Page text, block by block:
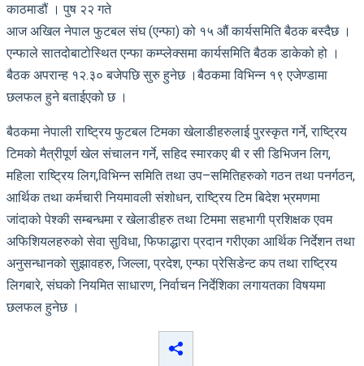
काठमाडौं । पुष २२ गते
आज अखिल नेपाल फुटबल संघ (एन्फा) को १५ औं कार्यसमिति बैठक बस्दैछ ।
एन्फाले सातदोबाटोस्थित एन्फा कम्प्लेक्समा कार्यसमिति बैठक डाकेको हो ।
बैठक अपरान्ह १२.३० बजेपछि सुरु हुनेछ ।बैठकमा विभिन्न १९ एजेण्डामा
छलफल हुने बताईएको छ ।
बैठकमा नेपाली राष्ट्रिय फुटबल टिमका खेलाडीहरुलाई पुरस्कृत गर्ने, राष्ट्रिय
टिमको मैत्रीपूर्ण खेल संचालन गर्ने, सहिद स्मारकए बी र सी डिभिजन लिग,
महिला राष्ट्रिय लिग,विभिन्न समिति तथा उप–समितिहरुको गठन तथा पनर्गठन,
आर्थिक तथा कर्मचारी नियमावली संशोधन, राष्ट्रिय टिम बिदेश भ्रमणमा
जांदाको पेश्की सम्बन्धमा र खेलाडीहरु तथा टिममा सहभागी प्रशिक्षक एवम
अफिशियलहरुको सेवा सुविधा, फिफाद्धारा प्रदान गरीएका आर्थिक निर्देशन तथा
अनुसन्धानको सुझावहरु, जिल्ला, प्रदेश, एन्फा प्रेसिडेन्ट कप तथा राष्ट्रिय
लिगबारे, संघको नियमित साधारण, निर्वाचन निर्देशिका लगायतका विषयमा
छलफल हुनेछ ।